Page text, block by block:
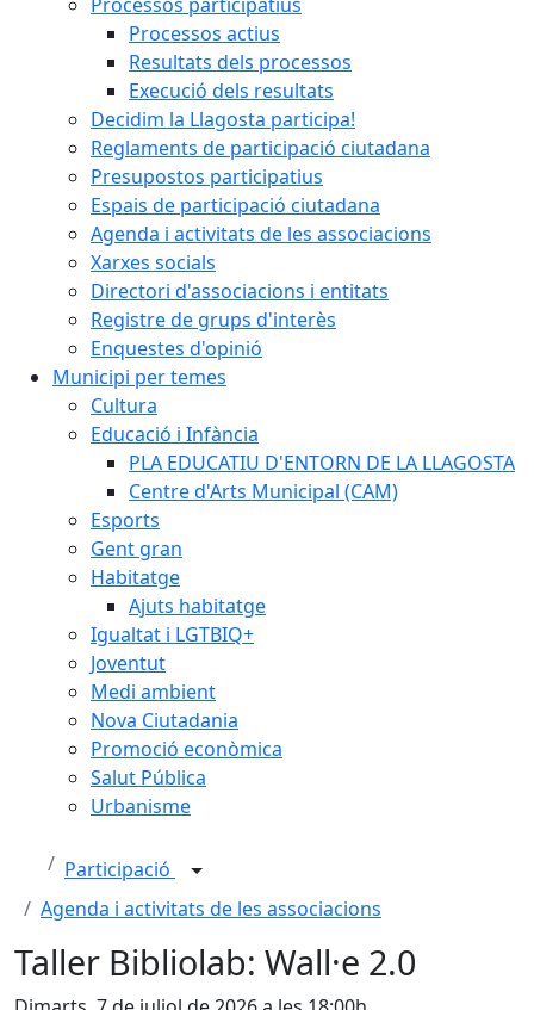
Processos actius
Resultats dels processos
Execució dels resultats
Decidim la Llagosta participa!
Reglaments de participació ciutadana
Presupostos participatius
Espais de participació ciutadana
Agenda i activitats de les associacions
Xarxes socials
Directori d'associacions i entitats
Registre de grups d'interès
Enquestes d'opinió
Municipi per temes
Cultura
Educació i Infància
PLA EDUCATIU D'ENTORN DE LA LLAGOSTA
Centre d'Arts Municipal (CAM)
Esports
Gent gran
Habitatge
Ajuts habitatge
Igualtat i LGTBIQ+
Joventut
Medi ambient
Nova Ciutadania
Promoció econòmica
Salut Pública
Urbanisme
Participació
Agenda i activitats de les associacions
Taller Bibliolab: Wall·e 2.0